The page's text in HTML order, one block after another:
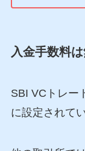
入金手数料
SBI VCトレー
に設定されて